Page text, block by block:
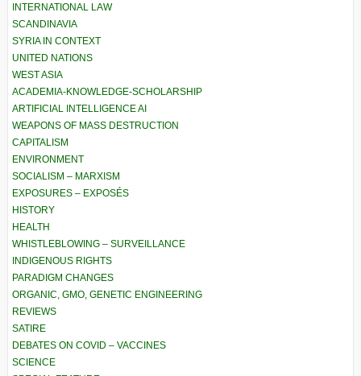
INTERNATIONAL LAW
SCANDINAVIA
SYRIA IN CONTEXT
UNITED NATIONS
WEST ASIA
ACADEMIA-KNOWLEDGE-SCHOLARSHIP
ARTIFICIAL INTELLIGENCE AI
WEAPONS OF MASS DESTRUCTION
CAPITALISM
ENVIRONMENT
SOCIALISM – MARXISM
EXPOSURES – EXPOSÉS
HISTORY
HEALTH
WHISTLEBLOWING – SURVEILLANCE
INDIGENOUS RIGHTS
PARADIGM CHANGES
ORGANIC, GMO, GENETIC ENGINEERING
REVIEWS
SATIRE
DEBATES ON COVID – VACCINES
SCIENCE